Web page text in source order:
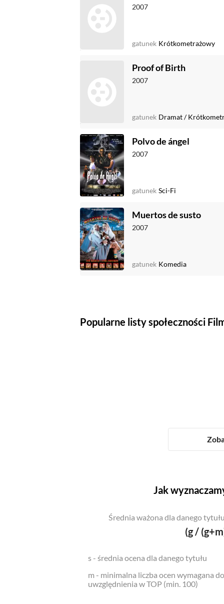
2007
gatunek Krótkometrażowy
Proof of Birth
2007
gatunek Dramat/
Polvo de ángel
2007
gatunek Sci-Fi
Muertos de susto
2007
gatunek Komedia
Popularne listy społeczności
Jak
Średnia ważona dla danego
(g /
s - średnia ocena dla danego tytułu
m - minimalna liczba ocen wymagana do
uwzględnienia w TOP (min. 100)